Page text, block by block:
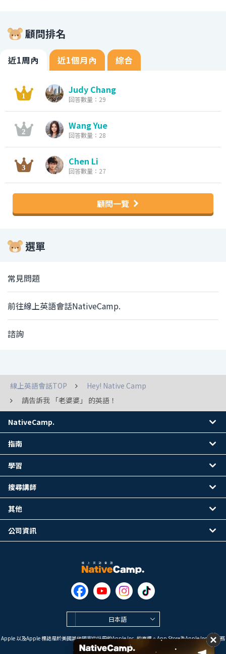
顧問排名
近1周內 近1個月內 綜合
Judy Chang
回答數量：29
Wang Yue
回答數量：28
Chen Li
回答數量：27
顧問一覽
選單
常見問題
前往線上英語會話NativeCamp.
諮詢
線上英語會話TOP
Hey! Native Camp
請告訴我 「老婆婆」 的英語！
日本語
Apple 以及Apple 標誌是於美國其他國家中註冊的Apple Inc. 的商標。App Store為Apple Inc. 的服務
標誌。
NativeCamp.
指南
學習
搜尋講師
其他
公司資訊